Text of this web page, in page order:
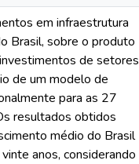
em infraestrutura
Brasil, sobre o produto
de setores
de um modelo de
para as 27
resultados obtidos
médio do Brasil
anos, considerando